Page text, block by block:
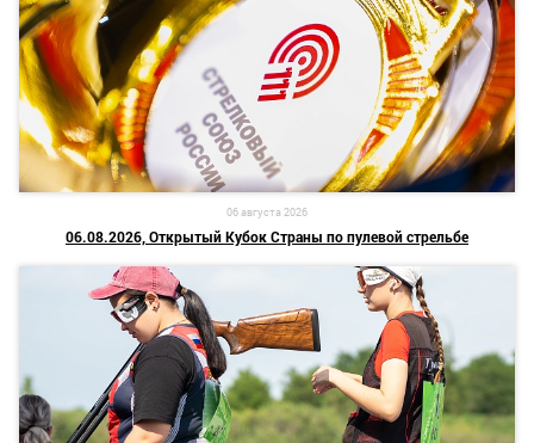
06 августа 2026
06.08.2026, Открытый Кубок Страны по пулевой стрельбе